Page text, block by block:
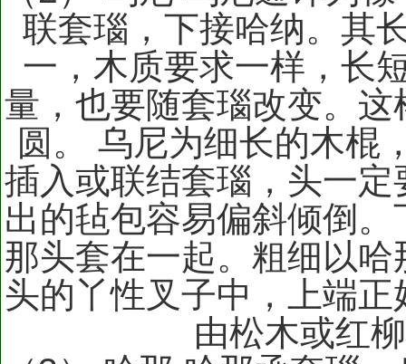
联套瑙，下接哈纳。其
一，木质要求一样，长
量，也要随套瑙改变。
圆。 乌尼为细长的木棍
插入或联结套瑙，头一
出的毡包容易偏斜倾倒
那头套在一起。粗细以
头的丫性叉子中，上端
由松木或红